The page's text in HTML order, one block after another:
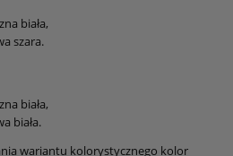
biała,
szara.
biała,
biała.
wariantu kolorystycznego kolor